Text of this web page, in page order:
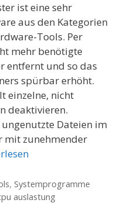
ist eine sehr
aus den Kategorien
Tools. Per
mehr benötigte
entfernt und so das
spürbar erhöht.
einzelne, nicht
deaktivieren.
Dateien im
mit zunehmender
, Systemprogramme
auslastung